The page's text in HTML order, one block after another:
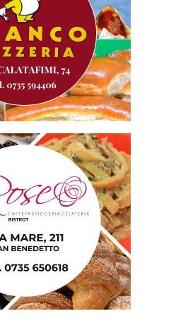
girone b
sambs Serie C